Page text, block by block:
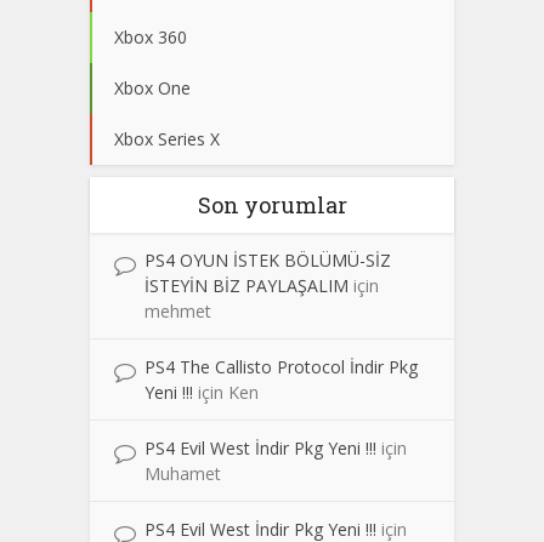
Xbox 360
Xbox One
Xbox Series X
Son yorumlar
PS4 OYUN İSTEK BÖLÜMÜ-SİZ
İSTEYİN BİZ PAYLAŞALIM için
mehmet
PS4 The Callisto Protocol İndir Pkg
Yeni !!! için Ken
PS4 Evil West İndir Pkg Yeni !!! için
Muhamet
PS4 Evil West İndir Pkg Yeni !!! için